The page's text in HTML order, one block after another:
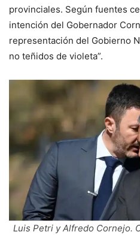
provinciales. Según fuentes
intención del Gobernador
representación del Gobierno
no teñidos de violeta”.
Luis Petri y Alfredo Cornejo.